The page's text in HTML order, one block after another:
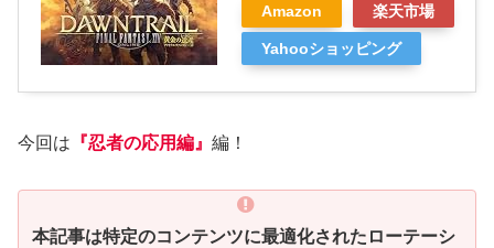
Amazon 楽天市場
Yahooショッピング
今回は 『忍者の応用編』 編！
本記事は特定のコンテンツに最適化されたローテーシ